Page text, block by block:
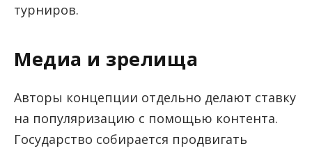
турниров.
Медиа и зрелища
Авторы концепции отдельно делают ставку
на популяризацию с помощью контента.
Государство собирается продвигать